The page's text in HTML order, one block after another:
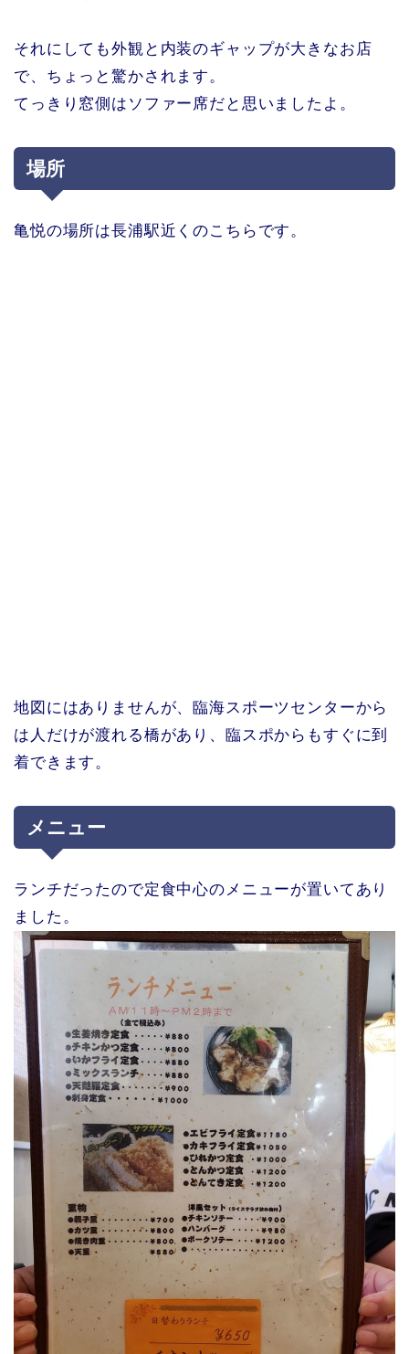
それにしても外観と内装のギャップが大きなお店
で、ちょっと驚かされます。
てっきり窓側はソファー席だと思いましたよ。
場所
亀悦の場所は長浦駅近くのこちらです。
地図にはありませんが、臨海スポーツセンターから
は人だけが渡れる橋があり、臨スポからもすぐに到
着できます。
メニュー
ランチだったので定食中心のメニューが置いてあり
ました。